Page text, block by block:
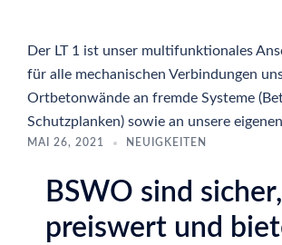
Der LT 1 ist unser multifunktionales
für alle mechanischen Verbindungen
Ortbetonwände an fremde Systeme
Schutzplanken) sowie an unsere
MAI 26, 2021 NEUIGKEITEN
BSWO sind sicher,
preiswert und